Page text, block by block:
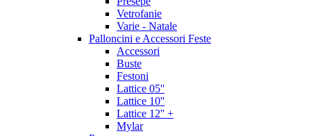
Vetrofanie
Varie - Natale
Palloncini e Accessori Feste
Accessori
Buste
Festoni
Lattice 05''
Lattice 10''
Lattice 12'' +
Mylar